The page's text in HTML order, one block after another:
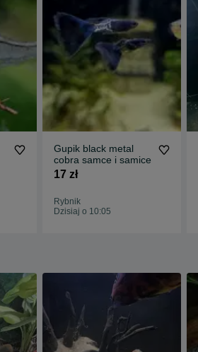
Gupik black metal
cobra samce i samice
17 zł
Rybnik
Dzisiaj o 10:05